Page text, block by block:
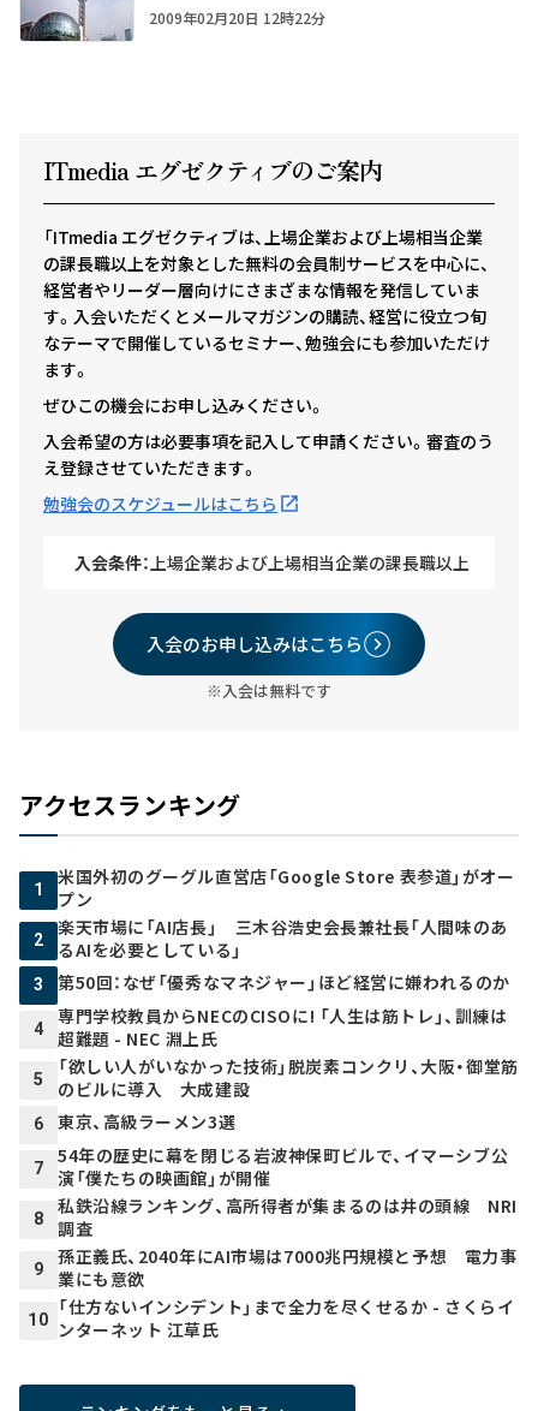
2009年02月20日 12時22分
ITmedia エグゼクティ ブのご案内
「ITmedia エグゼクティブは、上場企業および上場相当企業
の課長職以上を対象とした無料の会員制サービスを中心に、
経営者やリーダー層向けにさまざまな情報を発信していま
す。入会いただくとメールマガジンの購読、経営に役立つ旬
なテーマで開催しているセミナー、勉強会にも参加いただけ
ます。
ぜひこの機会にお申し込みください。
入会希望の方は必要事項を記入して申請ください。審査のう
え登録させていただきます。
勉強会のスケジュールはこちら
入会条件： 上場企業および上場相当企業の課長職以上
入会のお申し込みはこちら
※入会は無料です
アクセスランキング
1
米国外初のグーグル直営店「Google Store 表参道」がオー
プン
2
楽天市場に「AI店長」 三木谷浩史会長兼社長「人間味のあ
るAIを必要としている」
3 第50回：なぜ「優秀なマネジャー」ほど経営に嫌われるのか
4
専門学校教員からNECのCISOに! 「人生は筋トレ」、訓練は
超難題 - NEC 淵上氏
5
「欲しい人がいなかった技術」脱炭素コンクリ、大阪・御堂筋
のビルに導入 大成建設
6 東京、高級ラーメン3選
7
54年の歴史に幕を閉じる岩波神保町ビルで、イマーシブ公
演「僕たちの映画館」が開催
8
私鉄沿線ランキング、高所得者が集まるのは井の頭線 NRI
調査
9
孫正義氏、2040年にAI市場は7000兆円規模と予想 電力事
業にも意欲
10
「仕方ないインシデント」まで全力を尽くせるか - さくらイ
ンターネット 江草氏